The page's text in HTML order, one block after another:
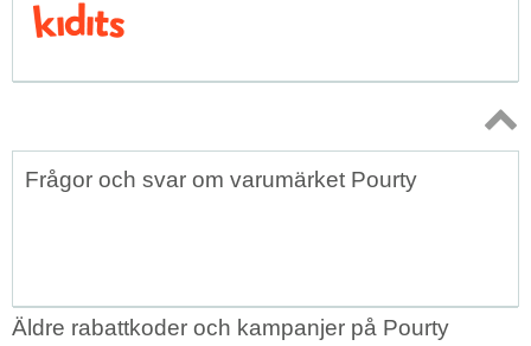
Topp
Frågor och svar om varumärket Pourty
Äldre rabattkoder och kampanjer på Pourty